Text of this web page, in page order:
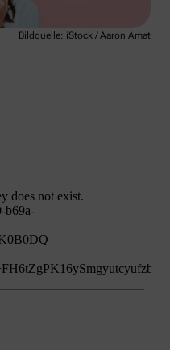
Bildquelle: iStock / Aaron Amat